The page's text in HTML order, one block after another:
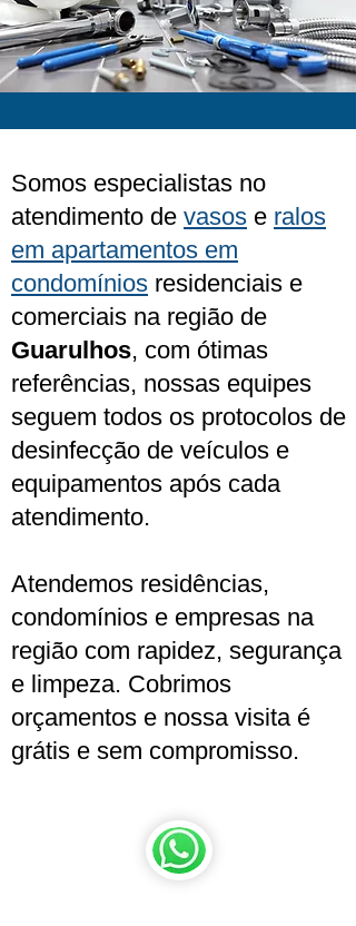
Somos especialistas no
atendimento de vasos e ralos
em apartamentos em
condomínios residenciais e
comerciais na região de
Guarulhos, com ótimas
referências, nossas equipes
seguem todos os protocolos de
desinfecção de veículos e
equipamentos após cada
atendimento.
Atendemos residências,
condomínios e empresas na
região com rapidez, segurança
e limpeza. Cobrimos
orçamentos e nossa visita é
grátis e sem compromisso.